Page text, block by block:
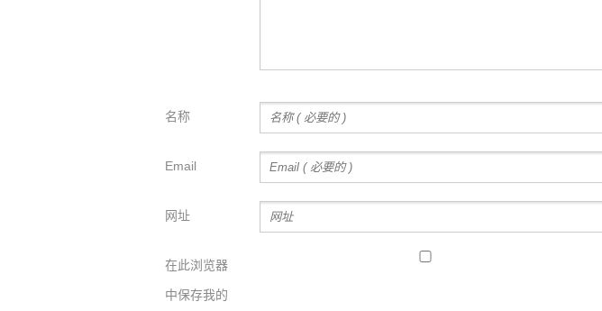
名称
Email
网址
在此浏览器
中保存我的